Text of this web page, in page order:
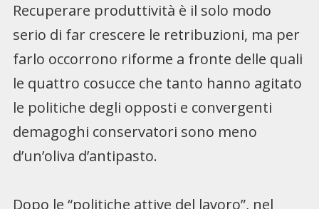
Recuperare produttività è il solo modo
serio di far crescere le retribuzioni, ma per
farlo occorrono riforme a fronte delle quali
le quattro cosucce che tanto hanno agitato
le politiche degli opposti e convergenti
demagoghi conservatori sono meno
d’un’oliva d’antipasto.
Dopo le “politiche attive del lavoro”, nel